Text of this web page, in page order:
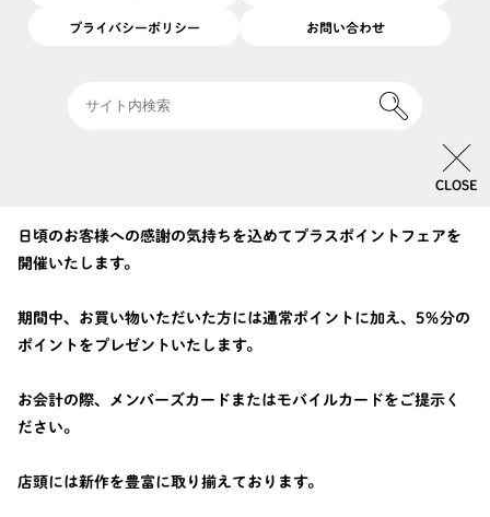
プライバシーポリシー お問い合わせ
CLOSE
日頃のお客様への感謝の気持ちを込めてプラスポイントフェアを
開催いたします。
期間中、お買い物いただいた方には通常ポイントに加え、5％分の
ポイントをプレゼントいたします。
お会計の際、メンバーズカードまたはモバイルカードをご提示く
ださい。
店頭には新作を豊富に取り揃えております。